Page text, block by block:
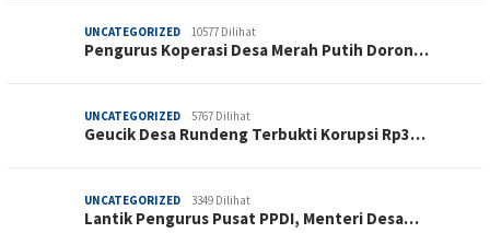
UNCATEGORIZED 10577 Dilihat
Pengurus Koperasi Desa Merah Putih Doron…
UNCATEGORIZED 5767 Dilihat
Geucik Desa Rundeng Terbukti Korupsi Rp3…
UNCATEGORIZED 3349 Dilihat
Lantik Pengurus Pusat PPDI, Menteri Desa…